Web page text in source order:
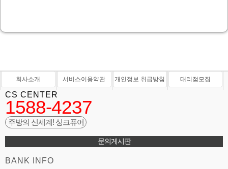
회사소개 서비스이용약관 개인정보 취급방침 대리점모집
CS CENTER
1588-4237
주방의 신세계! 싱크퓨어
문의게시판
BANK INFO